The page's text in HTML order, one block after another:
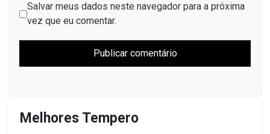
Salvar meus dados neste navegador para a próxima
vez que eu comentar.
Melhores Tempero